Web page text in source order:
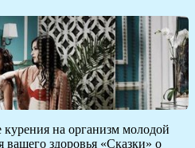
на организм молодой
здоровья «Сказки» о